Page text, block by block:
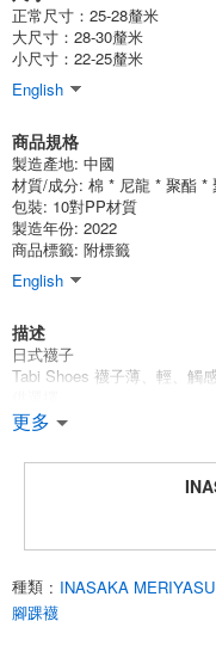
正常尺寸：25-28釐米
大尺寸：28-30釐米
小尺寸：22-25釐米
English
商品規格
製造產地: 中國
材質/成分: 棉 * 尼龍 * 聚酯 *
包裝: 10對PP材質
製造年份: 2022
商品標籤: 附標籤
English
描述
日式襪子
Tabi Shoes 襪子薄、輕、觸
我們有一套 100 雙裝的 10
另有 2022SS 多種款式可供
請選擇您喜歡的尺寸和顏色！
更多
種類 : INASAKA MERIYASU
腳踝襪